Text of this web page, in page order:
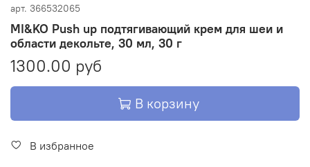
арт. 366532065
MI&KO Push up подтягивающий крем для шеи и
области декольте, 30 мл, 30 г
1300.00 руб
В корзину
В избранное